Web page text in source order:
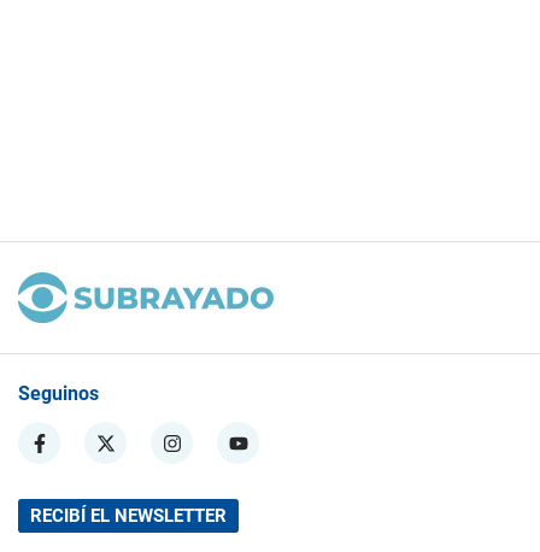
Seguinos
RECIBÍ EL NEWSLETTER